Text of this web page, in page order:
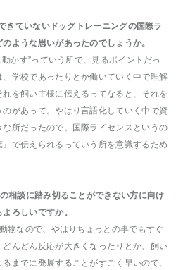
きていないドッグトレーニングの国際ラ
ような思いがあったのでしょうか。
かす”っていう所で、見るポイントだっ
学校であったりとか働いていく中で理解
を飼い主様に伝えるってなると、それを
があって。やはり言語化していく中で資
所だったので。国際ライセンスというの
で伝えられるっていう所を意識するため
相談に踏み切ることができない方に向け
ろしいですか。
物なので、やはりちょっとの事でもすぐ
どんどん反応が大きくなったりとか、飼い
までに発展することがすごく早いので、